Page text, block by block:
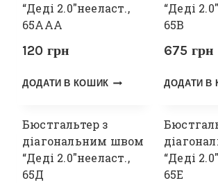
“Деді 2.0″нееласт.,
65ААА
120 грн
ДОДАТИ В КОШИК
“Деді
65В
675 грн
ДОДАТИ В
Бюстгальтер з
діагональним швом
“Деді 2.0″нееласт.,
65Д
“Деді
65Е